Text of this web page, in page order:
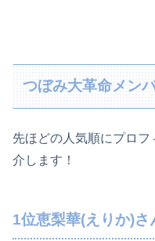
つぼみ大革命メン
先ほどの人気順にプロ
介します！
1位恵梨華(えりか)さ